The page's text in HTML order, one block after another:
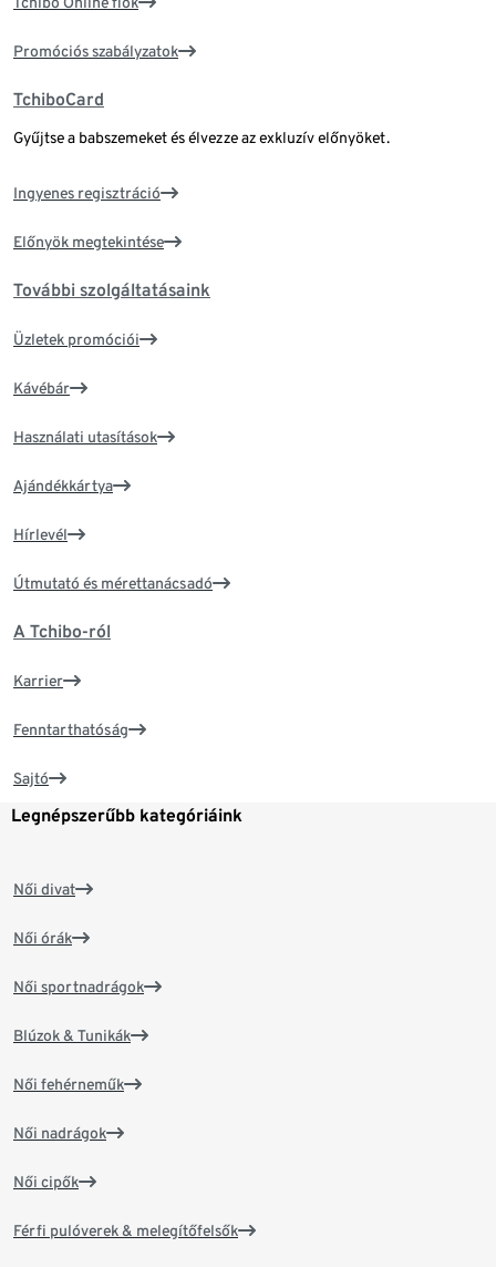
Promóciós szabályzatok
TchiboCard
Gyűjtse a babszemeket és élvezze az exkluzív előnyöket.
Ingyenes regisztráció
Előnyök megtekintése
További szolgáltatásaink
Üzletek promóciói
Kávébár
Használati utasítások
Ajándékkártya
Hírlevél
Útmutató és mérettanácsadó
A Tchibo-ról
Karrier
Fenntarthatóság
Sajtó
Legnépszerűbb kategóriáink
Női divat
Női órák
Női sportnadrágok
Blúzok & Tunikák
Női fehérneműk
Női nadrágok
Női cipők
Férfi pulóverek & melegítőfelsők